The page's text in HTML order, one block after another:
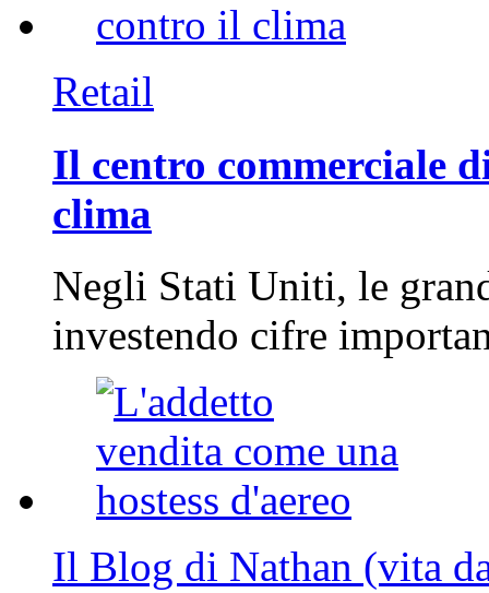
Retail
Il centro commerciale
clima
Negli Stati Uniti, le
investendo cifre
Il Blog di Nathan (vita